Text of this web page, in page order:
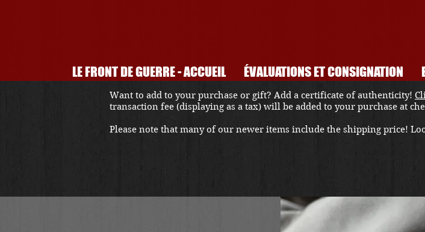
LE FRONT DE GUERRE - ACCUEIL ÉVALUATIONS ET CONSIGNATION
Want to add to your purchase or gift? Add a certificate of authenticity!
transaction fee (displaying as a tax) will be added to your purchase at
Please note that many of our newer items include the shipping price!